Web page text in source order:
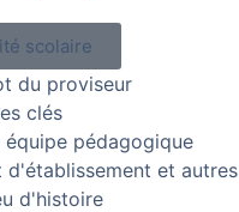
scolaire
du proviseur
clés
équipe pédagogique
d'établissement et autres
d'histoire